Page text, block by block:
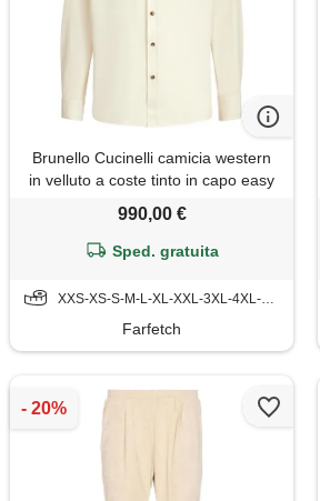
Brunello Cucinelli camicia western
in velluto a coste tinto in capo easy
990,00 €
Sped. gratuita
XXS-XS-S-M-L-XL-XXL-3XL-4XL-5XL
Farfetch